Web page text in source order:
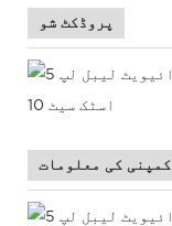
پروڈکٹ شو
کمپنی کی معلومات